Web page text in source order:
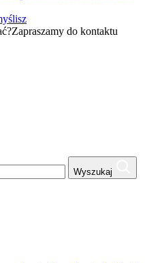
Zapraszamy do kontaktu
Wyszukaj